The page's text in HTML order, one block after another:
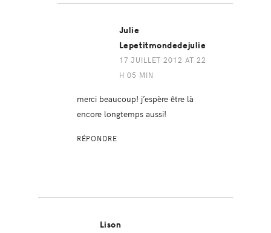
Julie
Lepetitmondedejulie
17 JUILLET 2012 AT 22
H 05 MIN
merci beaucoup! j’espère être là
encore longtemps aussi!
RÉPONDRE
Lison